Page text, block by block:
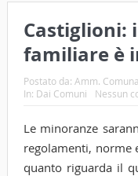
Castiglioni:
familiare è
Postato da: Amm.
In: Dai Comuni Nessun
Le minoranze
regolamenti, norme
quanto riguarda il